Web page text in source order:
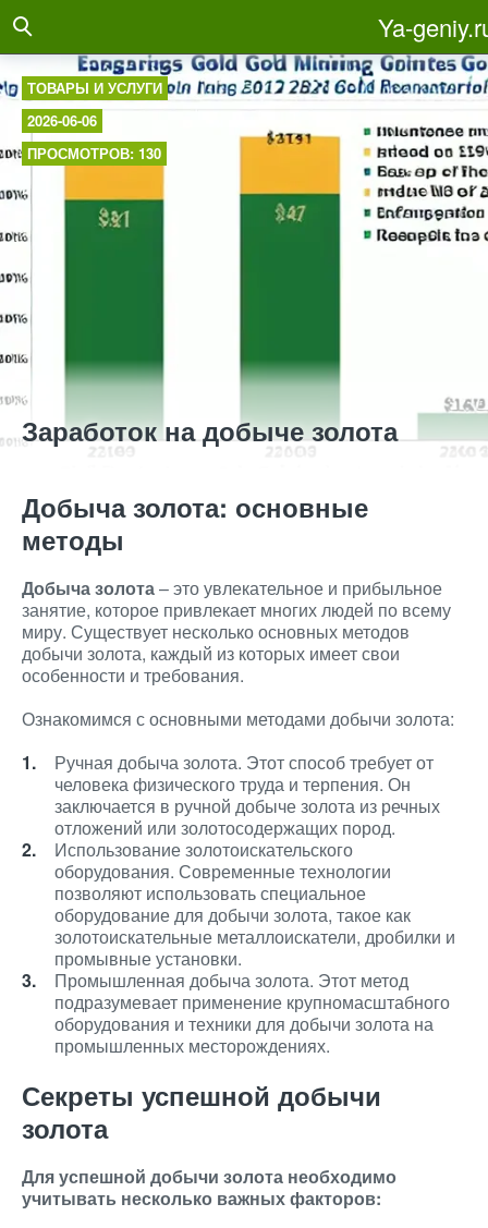
Ya-
ТОВАРЫ И УСЛУГИ
2026-06-06
ПРОСМОТРОВ: 130
Заработок на добыче золота
Добыча золота: основные
методы
Добыча золота– это увлекательное и прибыльное
занятие, которое привлекает многих людей по всему
миру. Существует несколько основных методов
добычи золота, каждый из которых имеет свои
особенности и требования.
Ознакомимся с основными методами добычи золота:
Ручная добыча золота. Этот способ требует от
человека физического труда и терпения. Он
заключается в ручной добыче золота из речных
отложений или золотосодержащих пород.
Использование золотоискательского
оборудования. Современные технологии
позволяют использовать специальное
оборудование для добычи золота, такое как
золотоискательные металлоискатели, дробилки и
промывные установки.
Промышленная добыча золота. Этот метод
подразумевает применение крупномасштабного
оборудования и техники для добычи золота на
промышленных месторождениях.
Секреты успешной добычи
золота
Для успешной добычи золота необходимо
учитывать несколько важных факторов: